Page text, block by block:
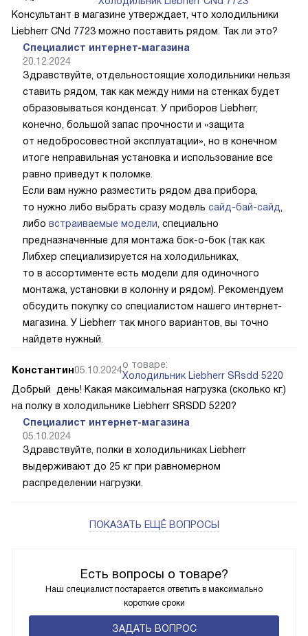
Есть вопросы о товаре?
Наш специалист постарается ответить в максимально
короткие сроки
ЗАДАТЬ ВОПРОС
Консультант в магазине утверждает, что холодильники
Liebherr CNd 7723 можно поставить рядом. Так ли это?
Специалист интернет-магазина
20.12.2024
Здравствуйте, отдельностоящие холодильники нельзя
ставить рядом, так как между ними на стенках будет
образовываться конденсат. У приборов Liebherr,
конечно, большой запас прочности и «защита
от недобросовестной эксплуатации», но в конечном
итоге неправильная установка и использование все
равно приведут к поломке.
Если вам нужно разместить рядом два прибора,
то нужно либо выбрать сразу модель сайд-бай-сайд
либо встраиваемые модели , специально
предназначенные для монтажа бок-о-бок (так как
Либхер специализируется на холодильниках,
то в ассортименте есть модели для одиночного
монтажа, установки в колонну и рядом). Рекомендуем
обсудить покупку со специалистом нашего интернет-
магазина. У Liebherr так много вариантов, вы точно
найдете нужный.
Константин05.10.2024о товаре:
Холодильник Liebherr SRsdd 5220
Добрый день! Какая максимальная нагрузка (сколько кг.)
на полку в холодильнике Liebherr SRSDD 5220?
Специалист интернет-магазина
05.10.2024
Здравствуйте, полки в холодильниках Liebherr
выдерживают до 25 кг при равномерном
распределении нагрузки.
ПОКАЗАТЬ ЕЩЁ ВОПРОСЫ